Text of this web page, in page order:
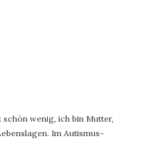
wenig, ich bin Mutter,
Im Autismus-